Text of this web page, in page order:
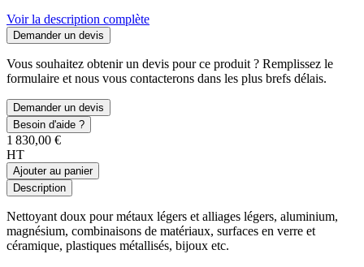
Voir la description complète
Demander un devis
Vous souhaitez obtenir un devis pour ce produit ? Remplissez le
formulaire et nous vous contacterons dans les plus brefs délais.
Demander un devis
Besoin d'aide ?
1 830,00 €
HT
Ajouter au panier
Description
Nettoyant doux pour métaux légers et alliages légers, aluminium,
magnésium, combinaisons de matériaux, surfaces en verre et
céramique, plastiques métallisés, bijoux etc.